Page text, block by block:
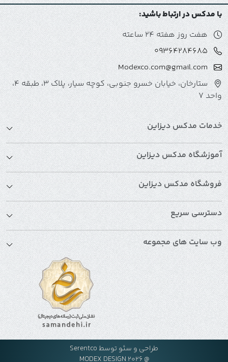
با مدکس در ارتباط باشید:
هفت روز هفته 24 ساعته
09364284685
Modexco.com@gmail.com
ستارخان، خیابان خسرو جنوبی، کوچه سیار، پلاک 3، طبقه 4،
واحد 7
خدمات مدکس دیزاین
آموزشگاه مدکس دیزاین
فروشگاه مدکس دیزاین
دسترسی سریع
وب سایت های مجموعه
طراحی و سئو توسط Serentco
@ MODEX DESIGN 2026